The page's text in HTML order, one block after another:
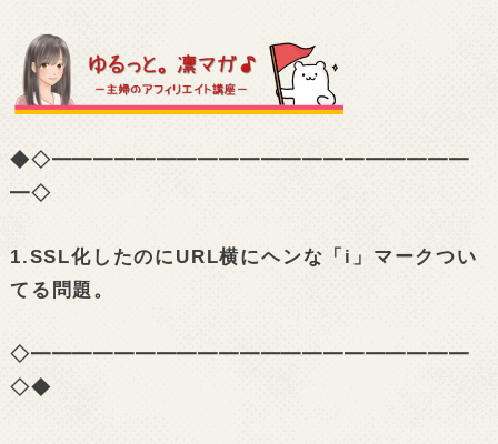
◆◇━━━━━━━━━━━━━━━━━━━━
━◇
1.SSL化したのにURL横にヘンな「i」マークつい
てる問題。
◇━━━━━━━━━━━━━━━━━━━━━
◇◆